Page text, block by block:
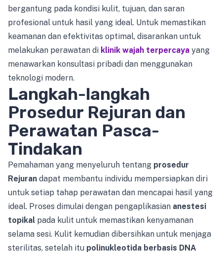
bergantung pada kondisi kulit, tujuan, dan saran
profesional untuk hasil yang ideal. Untuk memastikan
keamanan dan efektivitas optimal, disarankan untuk
melakukan perawatan di klinik wajah terpercaya yang
menawarkan konsultasi pribadi dan menggunakan
teknologi modern.
Langkah-langkah
Prosedur Rejuran dan
Perawatan Pasca-
Tindakan
Pemahaman yang menyeluruh tentang prosedur
Rejuran dapat membantu individu mempersiapkan diri
untuk setiap tahap perawatan dan mencapai hasil yang
ideal. Proses dimulai dengan pengaplikasian anestesi
topikal pada kulit untuk memastikan kenyamanan
selama sesi. Kulit kemudian dibersihkan untuk menjaga
sterilitas, setelah itu polinukleotida berbasis DNA